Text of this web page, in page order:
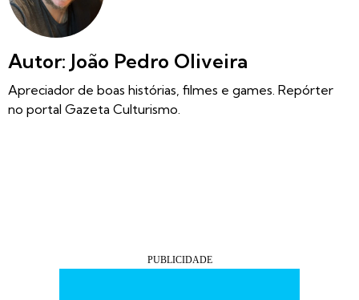
Autor: João Pedro Oliveira
Apreciador de boas histórias, filmes e games. Repórter
no portal Gazeta Culturismo.